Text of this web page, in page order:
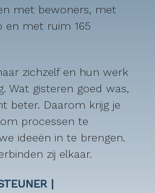
met bewoners, met
en met ruim 165
zichzelf en hun werk
Wat gisteren goed was,
beter. Daarom krijg je
processen te
ideeën in te brengen.
zij elkaar.
|